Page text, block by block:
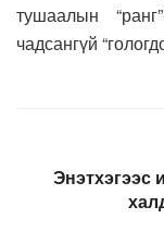
тушаалын
чадсангүй
Энэтхэгээс